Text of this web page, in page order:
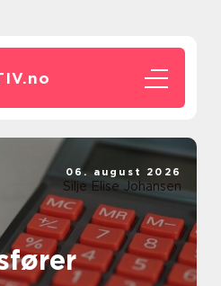
no
06. august 2026
Silje Elise Johansen